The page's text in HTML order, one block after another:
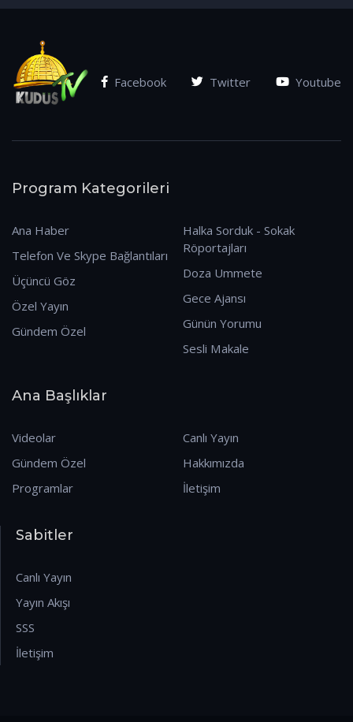
Facebook Twitter Youtube
Program Kategorileri
Ana Haber
Telefon Ve Skype Bağlantıları
Üçüncü Göz
Özel Yayın
Gündem Özel
Halka Sorduk - Sokak
Röportajları
Doza Ummete
Gece Ajansı
Günün Yorumu
Sesli Makale
Ana Başlıklar
Videolar
Gündem Özel
Programlar
Canlı Yayın
Hakkımızda
İletişim
Sabitler
Canlı Yayın
Yayın Akışı
SSS
İletişim